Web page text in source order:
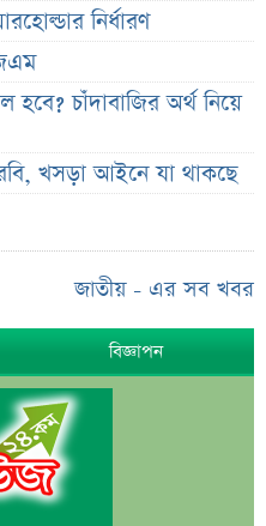
নির্ধারণ
চাঁদাবাজির অর্থ নিয়ে
খসড়া আইনে যা থাকছে
ও কোথায় দেখা যাবে
ক্ষুব্ধ ফারুকী, দিলেন বড়
দর জানালো বাজুস
যেসব নাম
আলোচনায় যেসব নাম
নিয়ে খোলামেলা সাকিব
বার্তা, আলোচিত বেতন ইস্যু
জাতীয় - এর সব খবর
বিজ্ঞাপন